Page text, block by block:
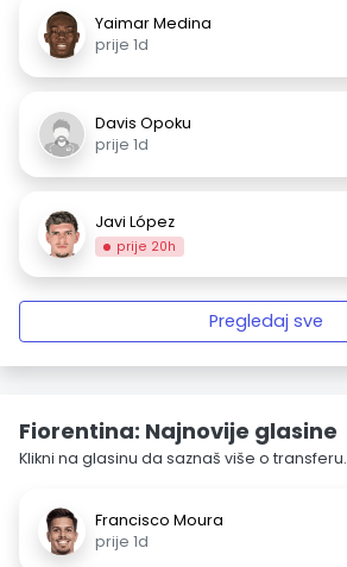
Yaimar Medina
prije 1d
Davis Opoku
prije 1d
Javi López
prije 20h
Pregledaj sve
Fiorentina: Najnovije glasine
Klikni na glasinu da saznaš više o transferu.
Francisco Moura
prije 1d